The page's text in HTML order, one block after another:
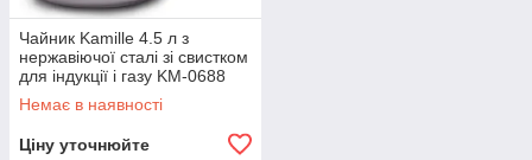
Чайник Kamille 4.5 л з
нержавіючої сталі зі свистком
для індукції і газу KM-0688
Немає в наявності
Ціну уточнюйте